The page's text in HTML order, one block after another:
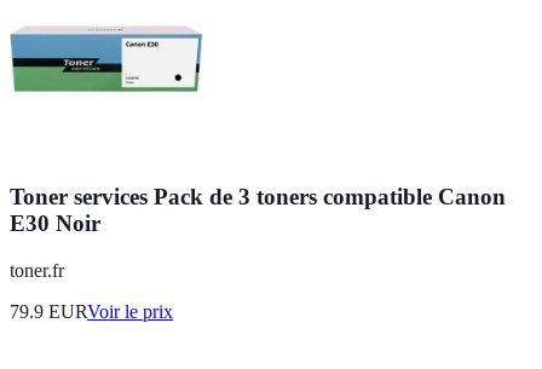
Toner services Pack de 3 toners compatible Canon
E30 Noir
toner.fr
79.9 EURVoir le prix